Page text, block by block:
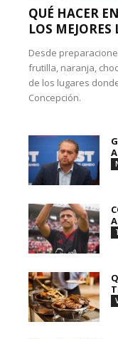
QUÉ HACER
LOS MEJORES
Desde
frutilla, naranja,
de los lugares
Concepción.